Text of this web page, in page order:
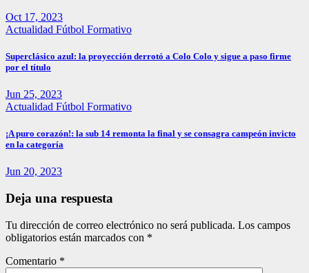
Oct 17, 2023
Actualidad Fútbol Formativo
Superclásico azul: la proyección derrotó a Colo Colo y sigue a paso firme
por el título
Jun 25, 2023
Actualidad Fútbol Formativo
¡A puro corazón!: la sub 14 remonta la final y se consagra campeón invicto
en la categoría
Jun 20, 2023
Deja una respuesta
Tu dirección de correo electrónico no será publicada. Los campos
obligatorios están marcados con *
Comentario *